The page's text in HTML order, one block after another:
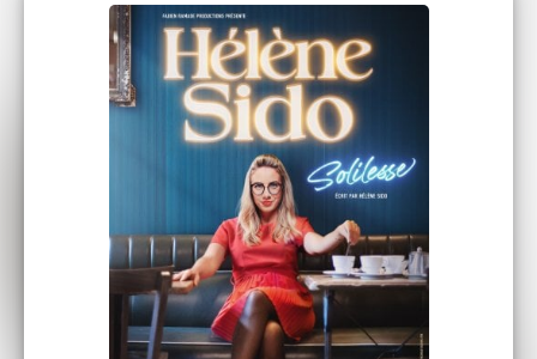
Prix du Jury aux Marées d'humour
(Crotoy)
Prix du Gala du Printemps du Rire
(Toulouse)
Prix du Public et du Jury aux Sommets
du Rire (Arêches Beaufort)
Prix du Public et Prix Jeunesse
(Mondeville sur Rire)
Prix du Jury (Vervins)
Prix du Jury au Cartel de l'humour
(Genève)
Prix du Jury aux Lions du Rire (Lyon)